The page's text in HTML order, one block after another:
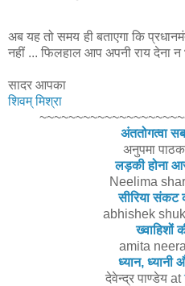
अब यह तो समय ही बताएगा कि
नहीं ... फिलहाल आप अपनी राय देना न
सादर आपका
शिवम् मिश्रा
अंततोगत्वा
अनुपमा पाठक
लड़की होना
Neelima
सीरिया संकट
abhishek
ख्वाहिशों
amita
ध्यान,
देवेन्द्र पाण्डेयat